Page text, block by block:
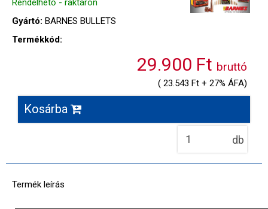
Rendelhető - raktáron
Gyártó: BARNES BULLETS
Termékkód:
29.900 Ft bruttó
( 23.543 Ft + 27% ÁFA)
Kosárba
db
Termék leírás